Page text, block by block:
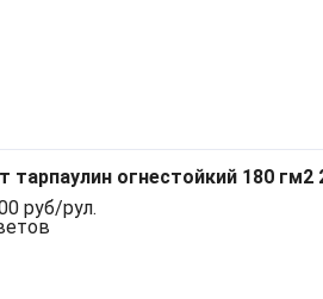
тарпаулин огнестойкий 180 гм2
руб/рул.